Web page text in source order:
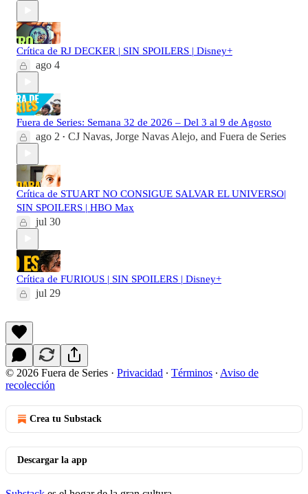
Crítica de RJ DECKER | SIN SPOILERS | Disney+
ago 4
Fuera de Series: Semana 32 de 2026 – Del 3 al 9 de Agosto
ago 2 • CJ Navas, Jorge Navas Alejo, and Fuera de Series
Crítica de STUART NO CONSIGUE SALVAR EL UNIVERSO|
SIN SPOILERS | HBO Max
jul 30
Crítica de FURIOUS | SIN SPOILERS | Disney+
jul 29
© 2026 Fuera de Series · Privacidad ∙ Términos ∙ Aviso de
recolección
Crea tu Substack
Descargar la app